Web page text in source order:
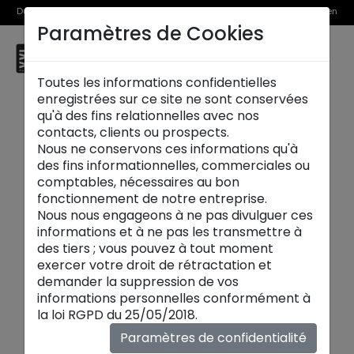
Du 1er au 31 août, découvrez >> nos Offres Spéciales et l’Offre Reprise en
magasin
Tables de repas:
tables design et
Paramètres de Cookies
Toutes les informations confidentielles
enregistrées sur ce site ne sont conservées
qu'à des fins relationnelles avec nos
contacts, clients ou prospects.
Nous ne conservons ces informations qu'à
des fins informationnelles, commerciales ou
comptables, nécessaires au bon
fonctionnement de notre entreprise.
Nous nous engageons à ne pas divulguer ces
informations et à ne pas les transmettre à
des tiers ; vous pouvez à tout moment
exercer votre droit de rétractation et
demander la suppression de vos
informations personnelles conformément à
la loi RGPD du 25/05/2018.
Paramètres de confidentialité